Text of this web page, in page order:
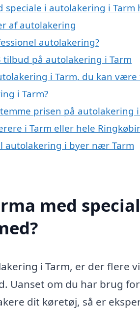
speciale i autolakering i Tarm
af autolakering
autolakering?
på autolakering i Tarm
i Tarm, du kan være
i Tarm?
prisen på autolakering i
i Tarm eller hele
autolakering i byer nær Tarm
med
i Tarm, er der flere
Uanset om du har brug
dit køretøj, så er